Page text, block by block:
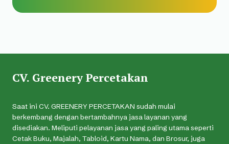
CV. Greenery Percetakan
Saat ini CV. GREENERY PERCETAKAN sudah mulai
berkembang dengan bertambahnya jasa layanan yang
disediakan. Meliputi pelayanan jasa yang paling utama seperti
Cetak Buku, Majalah, Tabloid, Kartu Nama, dan Brosur, juga